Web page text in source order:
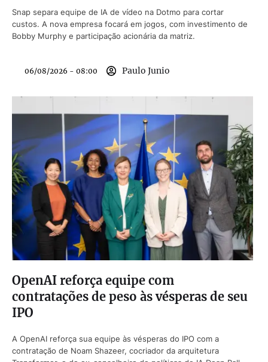
Snap separa equipe de IA de vídeo na Dotmo para cortar
custos. A nova empresa focará em jogos, com investimento de
Bobby Murphy e participação acionária da matriz.
06/08/2026 - 08:00 Paulo Junio
OpenAI reforça equipe com
contratações de peso às vésperas de seu
IPO
A OpenAI reforça sua equipe às vésperas do IPO com a
contratação de Noam Shazeer, cocriador da arquitetura